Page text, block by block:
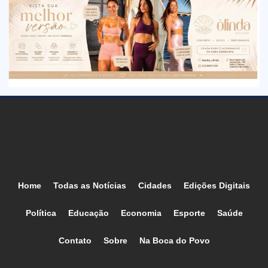
Home Todas as Notícias Cidades Edições Digitais
Política Educação Economia Esporte Saúde
Contato Sobre Na Boca do Povo